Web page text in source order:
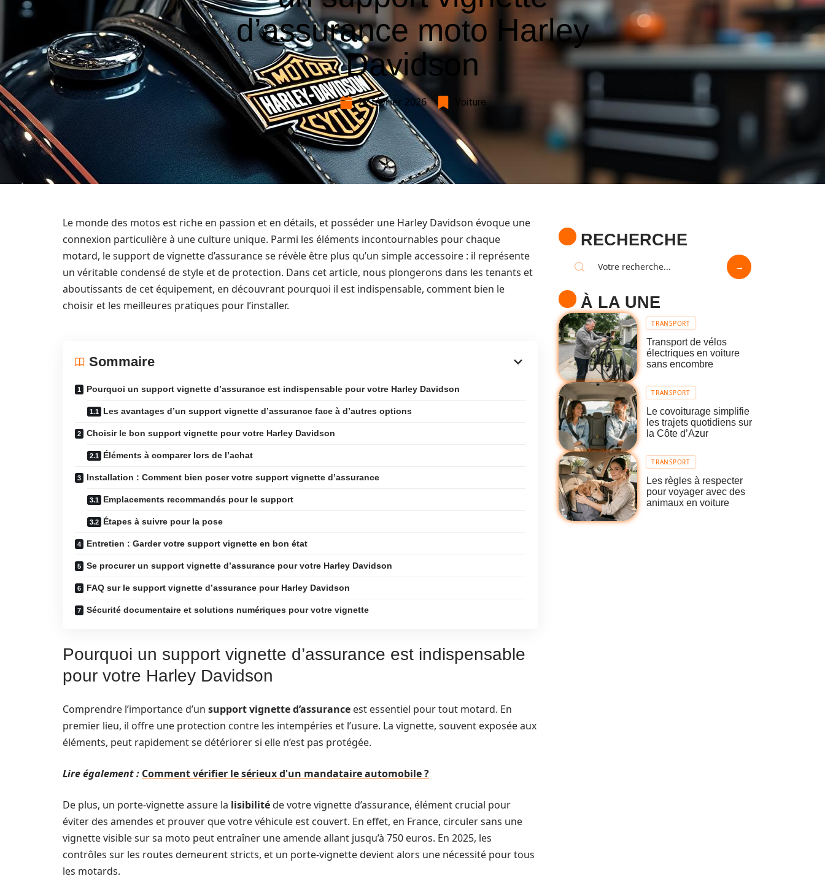
d’assurance moto Harley
Davidson
22 février 2026 Voiture
Le monde des motos est riche en passion et en détails, et posséder une Harley Davidson évoque une
connexion particulière à une culture unique. Parmi les éléments incontournables pour chaque
motard, le support de vignette d’assurance se révèle être plus qu’un simple accessoire : il représente
un véritable condensé de style et de protection. Dans cet article, nous plongerons dans les tenants et
aboutissants de cet équipement, en découvrant pourquoi il est indispensable, comment bien le
choisir et les meilleures pratiques pour l’installer.
Sommaire
Pourquoi un support vignette d’assurance est indispensable pour votre Harley Davidson
Les avantages d’un support vignette d’assurance face à d’autres options
Choisir le bon support vignette pour votre Harley Davidson
Éléments à comparer lors de l’achat
Installation : Comment bien poser votre support vignette d’assurance
Emplacements recommandés pour le support
Étapes à suivre pour la pose
Entretien : Garder votre support vignette en bon état
Se procurer un support vignette d’assurance pour votre Harley Davidson
FAQ sur le support vignette d’assurance pour Harley Davidson
Sécurité documentaire et solutions numériques pour votre vignette
Pourquoi un support vignette d’assurance est indispensable
pour votre Harley Davidson
Comprendre l’importance d’un support vignette d’assurance est essentiel pour tout motard. En
premier lieu, il offre une protection contre les intempéries et l’usure. La vignette, souvent exposée aux
éléments, peut rapidement se détériorer si elle n’est pas protégée.
Lire également : Comment vérifier le sérieux d'un mandataire automobile ?
De plus, un porte-vignette assure la lisibilitéde votre vignette d’assurance, élément crucial pour
éviter des amendes et prouver que votre véhicule est couvert. En effet, en France, circuler sans une
vignette visible sur sa moto peut entraîner une amende allant jusqu’à 750 euros. En 2025, les
contrôles sur les routes demeurent stricts, et un porte-vignette devient alors une nécessité pour tous
les motards.
RECHERCHE
À LA UNE
TRANSPORT
Transport de vélos
électriques en voiture
sans encombre
TRANSPORT
Le covoiturage simplifie
les trajets quotidiens sur
la Côte d’Azur
TRANSPORT
Les règles à respecter
pour voyager avec des
animaux en voiture